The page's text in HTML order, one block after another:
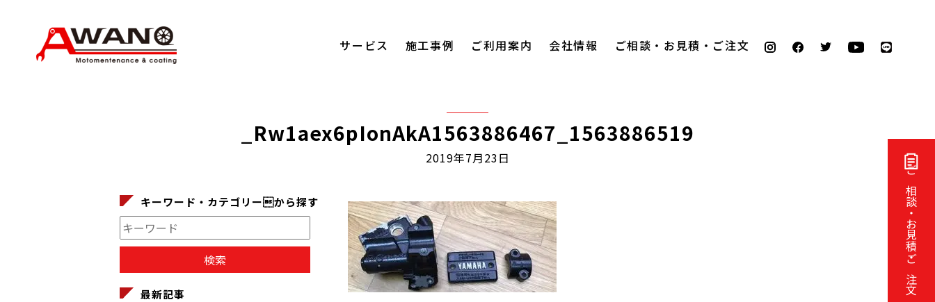
ご相談・お見積・ご注文
サービス 施工事例 ご利用案内 会社情報 ご相談・お見積・ご注文
_Rw1aex6pIonAkA1563886467_1563886519
2019年7月23日
キーワード・カテゴリーから探す
最新記事